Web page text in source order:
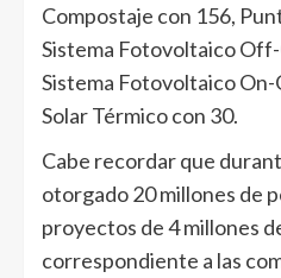
Compostaje con 156,
Sistema Fotovoltaico
Sistema Fotovoltaico On-
Solar Térmico con 30.
Cabe recordar que
otorgado 20 millones de
proyectos de 4 millones
correspondiente a las